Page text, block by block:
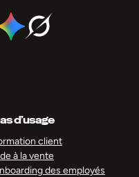
d’usage
client
à la vente
des employés